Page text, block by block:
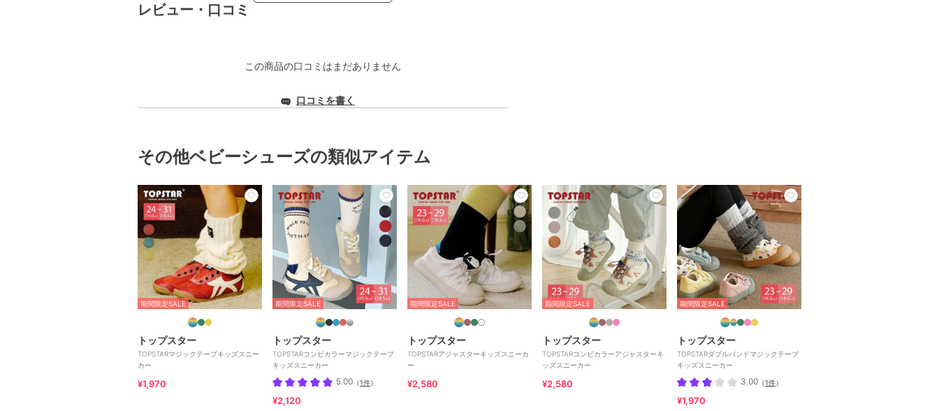
レビュー・口コミ
この商品の口コミはまだありません
口コミを書く
その他ベビーシューズの類似アイテム
期間限定SALE
トップスター
TOPSTARマジックテープキッズスニー
カー
¥1,970
期間限定SALE
トップスター
TOPSTARコンビカラーマジックテープ
キッズスニーカー
5.00 （1件）
¥2,120
期間限定SALE
トップスター
TOPSTARアジャスターキッズスニーカ
ー
¥2,580
期間限定SALE
トップスター
TOPSTARコンビカラーアジャスターキ
ッズスニーカー
¥2,580
期間限定SALE
トップスター
TOPSTARダブルバンドマジックテープ
キッズスニーカー
3.00 （1件）
¥1,970